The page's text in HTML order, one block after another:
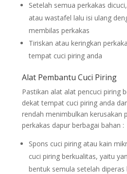
Setelah semua perkakas
atau wastafel lalu isi ulang
membilas perkakas
Tiriskan atau keringkan
tempat cuci piring anda
Alat Pembantu Cuci Piring
Pastikan alat alat pencuci piring
dekat tempat cuci piring anda
rendah menimbulkan kerusakan
perkakas dapur berbagai bahan :
Spons cuci piring atau kain
cuci piring berkualitas, yaitu
bentuk semula setelah diperas